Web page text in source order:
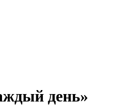
день»